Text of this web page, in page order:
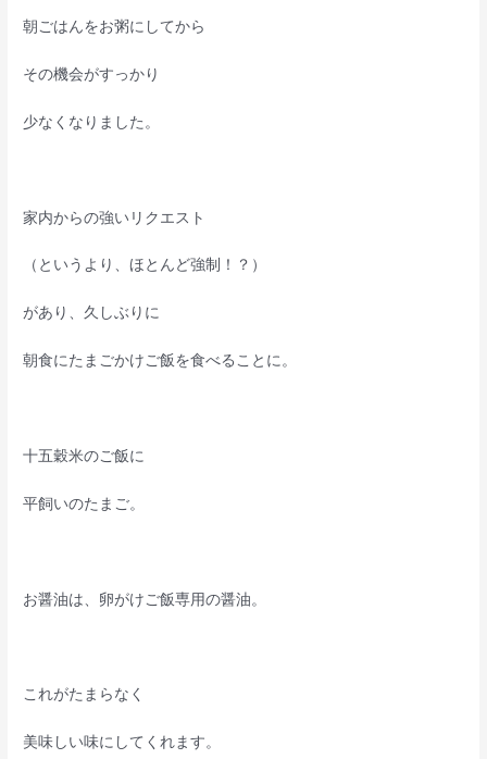
朝ごはんをお粥にしてから
その機会がすっかり
少なくなりました。
家内からの強いリクエスト
（というより、ほとんど強制！？）
があり、久しぶりに
朝食にたまごかけご飯を食べることに。
十五穀米のご飯に
平飼いのたまご。
お醤油は、卵がけご飯専用の醤油。
これがたまらなく
美味しい味にしてくれます。